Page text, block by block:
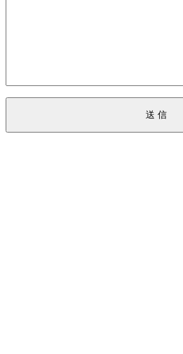
送信